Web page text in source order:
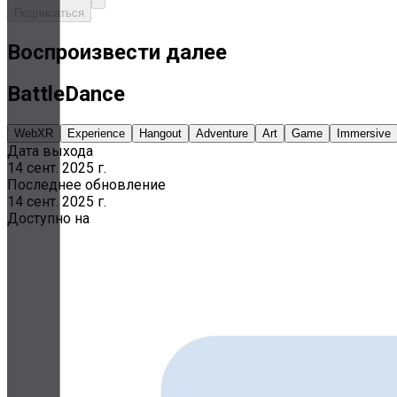
Подписаться
Воспроизвести далее
BattleDance
WebXR Experience Hangout Adventure Art Game Immersive
Дата выхода
14 сент. 2025 г.
Последнее обновление
14 сент. 2025 г.
Доступно на